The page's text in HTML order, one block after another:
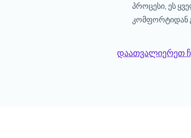
პროცესი, ეს
კომფორტიდან
დაათვალიერეთ